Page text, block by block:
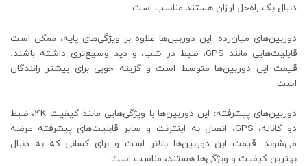
دنبال یک راه‌حل ارزان هستند مناسب است.
دوربین‌های میان‌رده: این دوربین‌ها علاوه بر ویژگی‌های پایه، ممکن است
قابلیت‌هایی مانند GPS، ضبط در شب، و دید وسیع‌تری داشته باشند.
قیمت این دوربین‌ها متوسط است و گزینه خوبی برای بیشتر رانندگان
است.
دوربین‌های پیشرفته: این دوربین‌ها با ویژگی‌هایی مانند کیفیت 4K، ضبط
دو کاناله، GPS، اتصال به اینترنت و سایر قابلیت‌های پیشرفته عرضه
می‌شوند. قیمت این دوربین‌ها بالاتر است و برای کسانی که به دنبال
بهترین کیفیت و ویژگی‌ها هستند، مناسب است.